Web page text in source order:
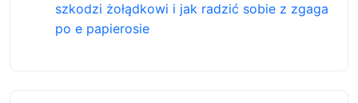
szkodzi żołądkowi i jak radzić sobie z zgaga
po e papierosie